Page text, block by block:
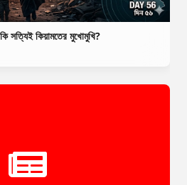
সত্যিই কিয়ামতের মুখোমুখি?